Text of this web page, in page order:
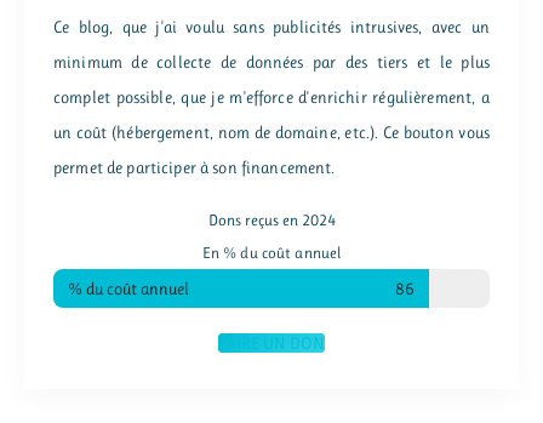
Ce blog, que j'ai voulu sans publicités intrusives, avec un
minimum de collecte de données par des tiers et le plus
complet possible, que je m'efforce d'enrichir régulièrement, a
un coût (hébergement, nom de domaine, etc.). Ce bouton vous
permet de participer à son financement.
Dons reçus en 2024
En % du coût annuel
% du coût annuel 86
FAIRE UN DON